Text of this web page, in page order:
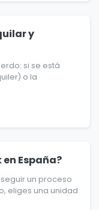
y
si se está
o la
España?
un proceso
eliges una unidad